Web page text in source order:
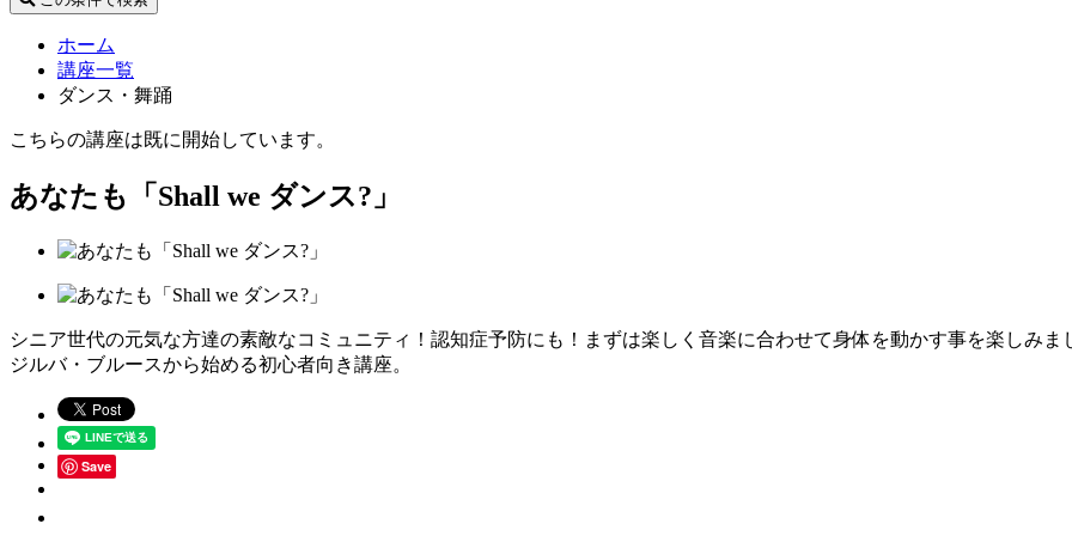
ホーム
講座一覧
ダンス・舞踊
こちらの講座は既に開始しています。
あなたも「Shall we ダンス?」
シニア世代の元気な方達の素敵なコミュニティ！認知症予防にも！まずは楽しく音楽に合わせて身体を動かす事を楽しみま
ジルバ・ブルースから始める初心者向き講座。
Save